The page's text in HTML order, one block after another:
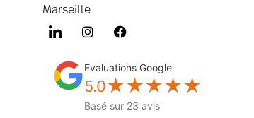
Marseille
Evaluations Google
5.0★★★★★
Basé sur 23 avis